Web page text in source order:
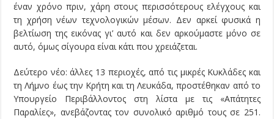
έναν χρόνο πριν, χάρη στους περισσότερους ελέγχους και
τη χρήση νέων τεχνολογικών μέσων. Δεν αρκεί φυσικά η
βελτίωση της εικόνας γι’ αυτό και δεν αρκούμαστε μόνο σε
αυτό, όμως σίγουρα είναι κάτι που χρειάζεται.
Δεύτερο νέο: άλλες 13 περιοχές, από τις μικρές Κυκλάδες και
τη Λήμνο έως την Κρήτη και τη Λευκάδα, προστέθηκαν από το
Υπουργείο Περιβάλλοντος στη λίστα με τις «Απάτητες
Παραλίες», ανεβάζοντας τον συνολικό αριθμό τους σε 251.